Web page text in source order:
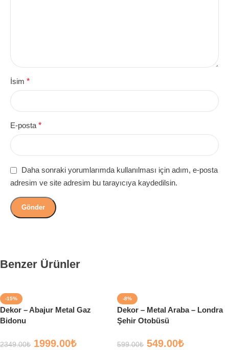
İsim *
E-posta *
Daha sonraki yorumlarımda kullanılması için adım, e-posta
adresim ve site adresim bu tarayıcıya kaydedilsin.
Benzer Ürünler
-15%
Dekor – Abajur Metal Gaz
Bidonu
2349.00₺ 1999.00₺
-8%
Dekor – Metal Araba – Londra
Şehir Otobüsü
599.00₺ 549.00₺